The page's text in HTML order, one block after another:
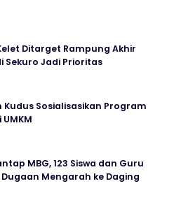
Ditarget Rampung Akhir
Sekuro Jadi Prioritas
Kudus Sosialisasikan Program
MBG, 123 Siswa dan Guru
Mengarah ke Daging